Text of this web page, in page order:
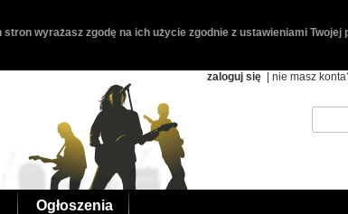
wyrażasz zgodę na ich użycie zgodnie z ustawieniami Twojej
zaloguj się | nie masz
Ogłoszenia